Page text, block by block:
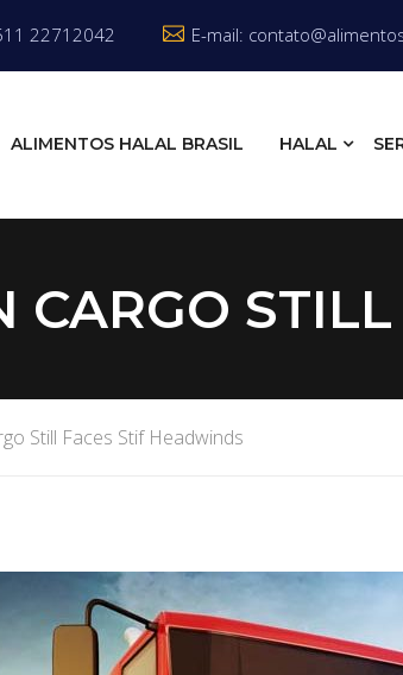
22712042 E-mail:
ALIMENTOS HALAL BRASIL HALAL
CARGO
Still Faces Stif Headwinds